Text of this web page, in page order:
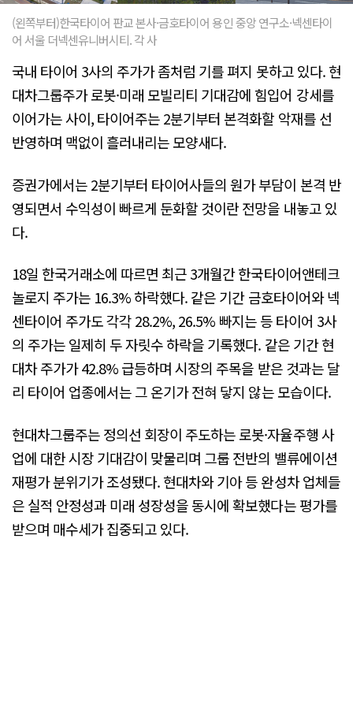
(왼쪽부터)한국타이어 판교 본사·금호타이어 용인 중앙 연구소·넥센타이
어 서울 더넥센유니버시티. 각 사
국내 타이어 3사의 주가가 좀처럼 기를 펴지 못하고 있다. 현
대차그룹주가 로봇·미래 모빌리티 기대감에 힘입어 강세를
이어가는 사이, 타이어주는 2분기부터 본격화할 악재를 선
반영하며 맥없이 흘러내리는 모양새다.
증권가에서는 2분기부터 타이어사들의 원가 부담이 본격 반
영되면서 수익성이 빠르게 둔화할 것이란 전망을 내놓고 있
다.
18일 한국거래소에 따르면 최근 3개월간 한국타이어앤테크
놀로지 주가는 16.3% 하락했다. 같은 기간 금호타이어와 넥
센타이어 주가도 각각 28.2%, 26.5% 빠지는 등 타이어 3사
의 주가는 일제히 두 자릿수 하락을 기록했다. 같은 기간 현
대차 주가가 42.8% 급등하며 시장의 주목을 받은 것과는 달
리 타이어 업종에서는 그 온기가 전혀 닿지 않는 모습이다.
현대차그룹주는 정의선 회장이 주도하는 로봇·자율주행 사
업에 대한 시장 기대감이 맞물리며 그룹 전반의 밸류에이션
재평가 분위기가 조성됐다. 현대차와 기아 등 완성차 업체들
은 실적 안정성과 미래 성장성을 동시에 확보했다는 평가를
받으며 매수세가 집중되고 있다.